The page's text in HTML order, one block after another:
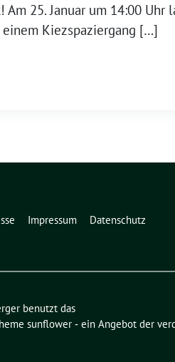
Am 25. Januar um 14:00
einem Kiezspaziergang […]
Impressum Datenschutz
benutzt das
sunflower ‐ ein Angebot der